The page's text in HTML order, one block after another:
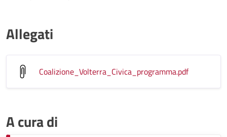
Allegati
Coalizione_Volterra_Civica_programma.pdf
A cura di